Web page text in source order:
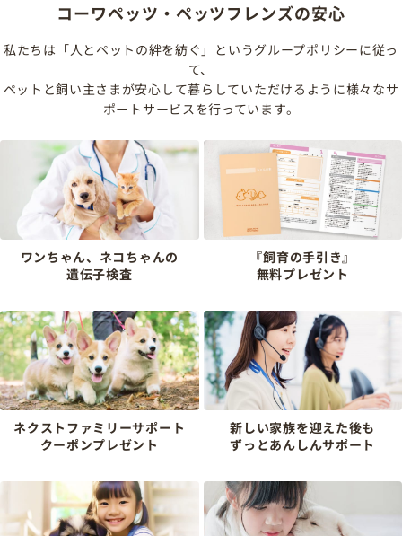
コーワペッツ・ペッツフレンズの安心
私たちは「人とペットの絆を紡ぐ」というグループポリシーに従っ
て、
ペットと飼い主さまが安心して暮らしていただけるように様々なサ
ポートサービスを行っています。
ワンちゃん、ネコちゃんの
遺伝子検査
『飼育の手引き』
無料プレゼント
ネクストファミリーサポート
クーポンプレゼント
新しい家族を迎えた後も
ずっとあんしんサポート